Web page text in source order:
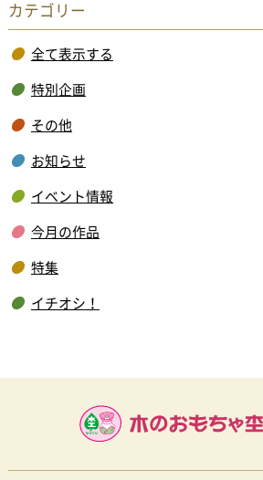
カテゴリー
全て表示する
特別企画
その他
お知らせ
イベント情報
今月の作品
特集
イチオシ！